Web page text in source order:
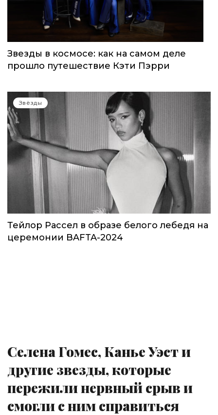
Звезды в космосе: как на самом деле
прошло путешествие Кэти Пэрри
Звёзды
Тейлор Рассел в образе белого лебедя на
церемонии BAFTA-2024
Селена Гомес, Канье Уэст и
другие звезды, которые
пережили нервный срыв и
смогли с ним справиться